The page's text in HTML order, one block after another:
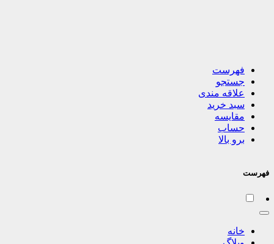
فهرست
جستجو
علاقه مندی
سبد خرید
مقایسه
حساب
برو بالا
فهرست
خانه